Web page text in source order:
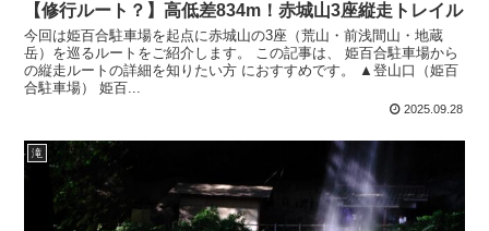
【修行ルート？】高低差834m！赤城山3座縦走トレイル
今回は姫百合駐車場を起点に赤城山の3座（荒山・前浅間山・地蔵
岳）を巡るルートをご紹介します。 この記事は、 姫百合駐車場から
の縦走ルートの詳細を知りたい方 におすすめです。 ▲登山口（姫百
合駐車場） 姫百...
2025.09.28
滝